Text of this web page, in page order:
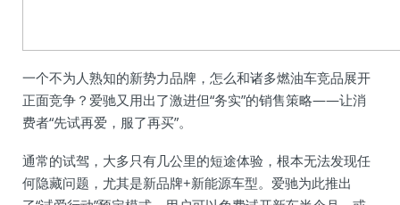
一个不为人熟知的新势力品牌，怎么和诸多燃油车竞品展开
正面竞争？爱驰又用出了激进但“务实”的销售策略——让消
费者“先试再爱，服了再买”。
通常的试驾，大多只有几公里的短途体验，根本无法发现任
何隐藏问题，尤其是新品牌+新能源车型。爱驰为此推出